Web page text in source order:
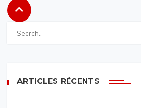
ARTICLES RÉCENTS